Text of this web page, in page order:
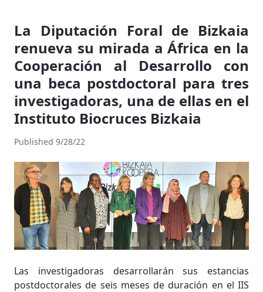
La Diputación Foral de Bizkaia
renueva su mirada a África en la
Cooperación al Desarrollo con
una beca postdoctoral para tres
investigadoras, una de ellas en el
Instituto Biocruces Bizkaia
Published 9/28/22
Las investigadoras desarrollarán sus estancias
postdoctorales de seis meses de duración en el IIS